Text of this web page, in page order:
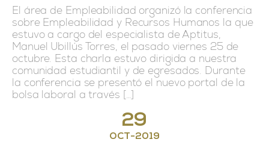
29
OCT-2019
El área de Empleabilidad organizó la conferencia
sobre Empleabilidad y Recursos Humanos la que
estuvo a cargo del especialista de Aptitus,
Manuel Ubillús Torres, el pasado viernes 25 de
octubre. Esta charla estuvo dirigida a nuestra
comunidad estudiantil y de egresados. Durante
la conferencia se presentó el nuevo portal de la
bolsa laboral a través […]